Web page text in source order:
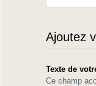
Ajoutez
Texte de
Ce champ